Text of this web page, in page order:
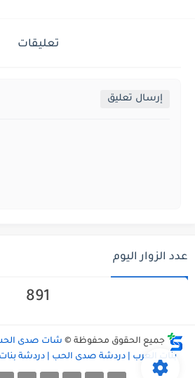
تعليقات
إرسال تعليق
عدد الزوار اليوم
891
جميع الحقوق محفوظة © شات صدى
بنات العرب | دردشة صدى الحب | دردشة بنات